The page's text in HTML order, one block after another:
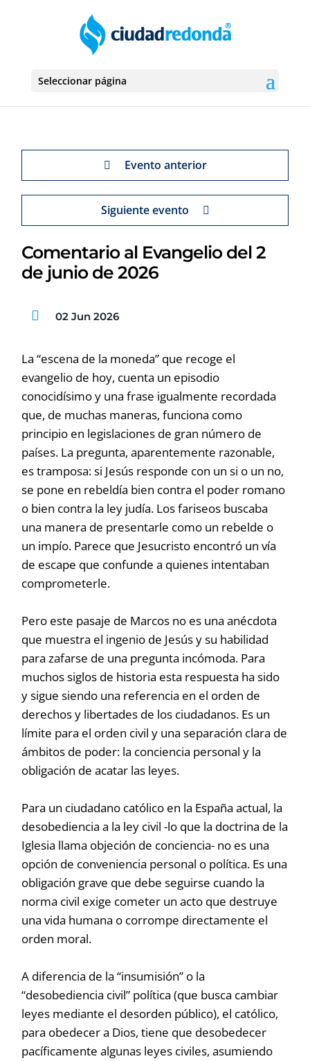
Seleccionar página
Evento anterior
Siguiente evento
Comentario al Evangelio del 2
de junio de 2026
02 Jun 2026
La “escena de la moneda” que recoge el
evangelio de hoy, cuenta un episodio
conocidísimo y una frase igualmente recordada
que, de muchas maneras, funciona como
principio en legislaciones de gran número de
países. La pregunta, aparentemente razonable,
es tramposa: si Jesús responde con un si o un no,
se pone en rebeldía bien contra el poder romano
o bien contra la ley judía. Los fariseos buscaba
una manera de presentarle como un rebelde o
un impío. Parece que Jesucristo encontró un vía
de escape que confunde a quienes intentaban
comprometerle.
Pero este pasaje de Marcos no es una anécdota
que muestra el ingenio de Jesús y su habilidad
para zafarse de una pregunta incómoda. Para
muchos siglos de historia esta respuesta ha sido
y sigue siendo una referencia en el orden de
derechos y libertades de los ciudadanos. Es un
límite para el orden civil y una separación clara de
ámbitos de poder: la conciencia personal y la
obligación de acatar las leyes.
Para un ciudadano católico en la España actual, la
desobediencia a la ley civil -lo que la doctrina de la
Iglesia llama objeción de conciencia- no es una
opción de conveniencia personal o política. Es una
obligación grave que debe seguirse cuando la
norma civil exige cometer un acto que destruye
una vida humana o corrompe directamente el
orden moral.
A diferencia de la “insumisión” o la
“desobediencia civil” política (que busca cambiar
leyes mediante el desorden público), el católico,
para obedecer a Dios, tiene que desobedecer
pacíficamente algunas leyes civiles, asumiendo